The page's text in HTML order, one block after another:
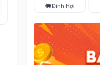
🐖Đinh Hợi